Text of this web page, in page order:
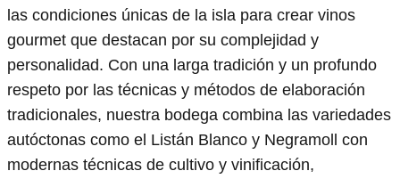
las condiciones únicas de la isla para crear vinos
gourmet que destacan por su complejidad y
personalidad. Con una larga tradición y un profundo
respeto por las técnicas y métodos de elaboración
tradicionales, nuestra bodega combina las variedades
autóctonas como el Listán Blanco y Negramoll con
modernas técnicas de cultivo y vinificación,